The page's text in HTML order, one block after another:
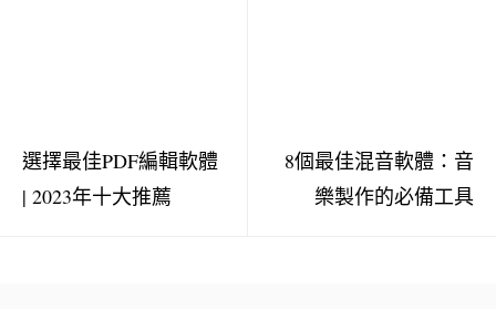
選擇最佳PDF編輯軟體
| 2023年十大推薦
8個最佳混音軟體：音
樂製作的必備工具